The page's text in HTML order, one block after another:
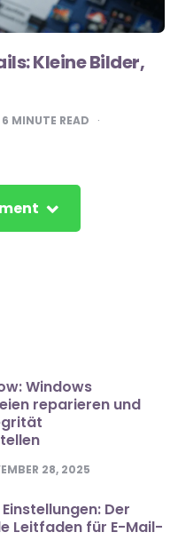
Kleine Bilder,
6 MINUTE READ
Windows
reparieren und
28, 2025
Der
Leitfaden für E-Mail-